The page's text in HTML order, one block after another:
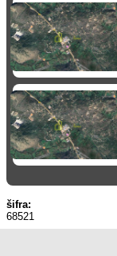
šifra:
68521